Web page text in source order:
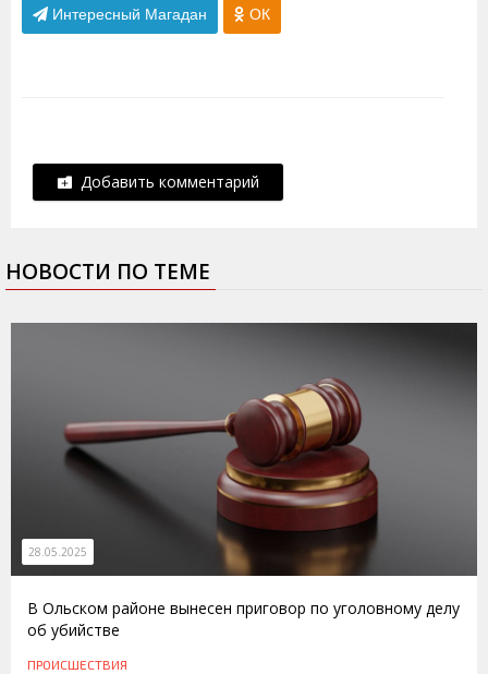
Интересный Магадан ОК
Добавить комментарий
НОВОСТИ ПО ТЕМЕ
28.05.2025
В Ольском районе вынесен приговор по уголовному делу
об убийстве
ПРОИСШЕСТВИЯ